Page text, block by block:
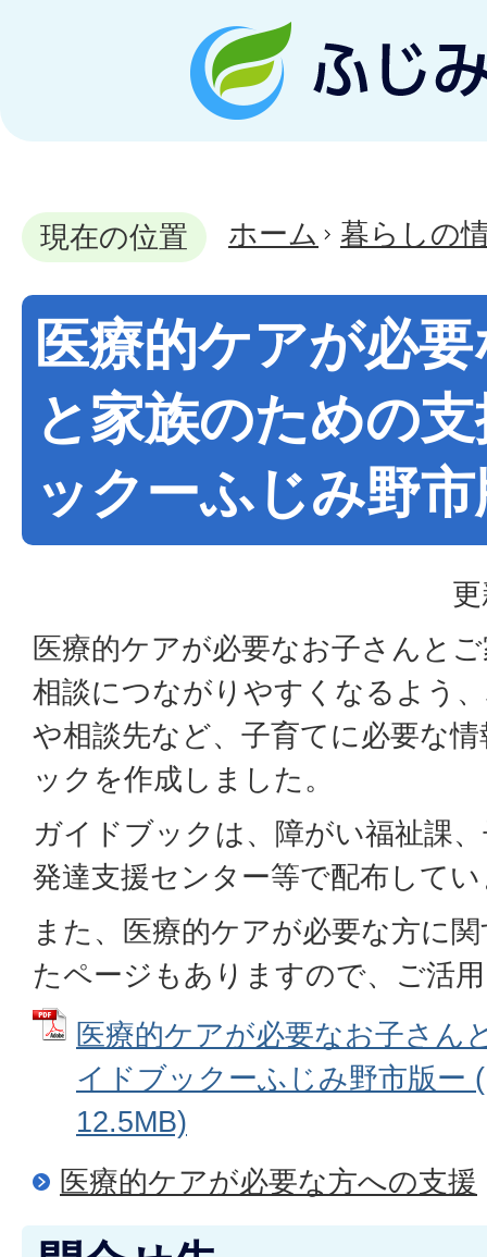
現在の位置 ホーム 暮らしの
医療的ケアが必
と家族のための
ックーふじみ野
医療的ケアが必要なお子さんと
相談につながりやすくなるよう
や相談先など、子育てに必要な
ックを作成しました。
ガイドブックは、障がい福祉課
発達支援センター等で配布して
また、医療的ケアが必要な方に
たページもありますので、ご活
医療的ケアが必要なお子さん
イドブックーふじみ野市版ー
12.5MB)
医療的ケアが必要な方への支援